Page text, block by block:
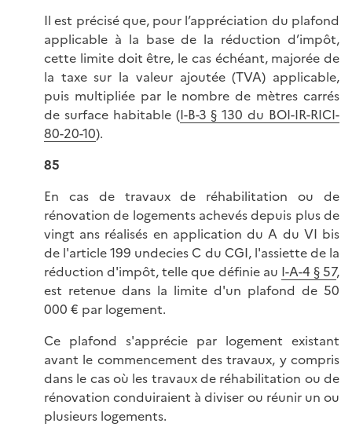
Il est précisé que, pour l’appréciation du plafond
applicable à la base de la réduction d’impôt,
cette limite doit être, le cas échéant, majorée de
la taxe sur la valeur ajoutée (TVA) applicable,
puis multipliée par le nombre de mètres carrés
de surface habitable (I-B-3 § 130 du BOI-IR-RICI-
80-20-10).
85
En cas de travaux de réhabilitation ou de
rénovation de logements achevés depuis plus de
vingt ans réalisés en application du A du VI bis
de l'article 199 undecies C du CGI, l'assiette de la
réduction d'impôt, telle que définie au I-A-4 § 57,
est retenue dans la limite d'un plafond de 50
000 € par logement.
Ce plafond s'apprécie par logement existant
avant le commencement des travaux, y compris
dans le cas où les travaux de réhabilitation ou de
rénovation conduiraient à diviser ou réunir un ou
plusieurs logements.